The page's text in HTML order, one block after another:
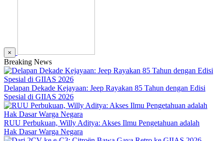
×
Breaking News
Delapan Dekade Kejayaan: Jeep Rayakan 85 Tahun dengan Edisi
Spesial di GIIAS 2026
RUU Perbukuan, Willy Aditya: Akses Ilmu Pengetahuan adalah
Hak Dasar Warga Negara